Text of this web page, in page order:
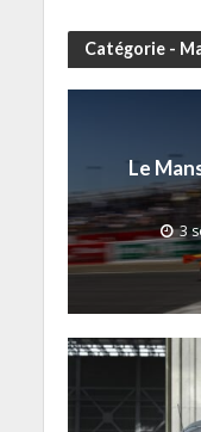
Catégorie -
Le
3